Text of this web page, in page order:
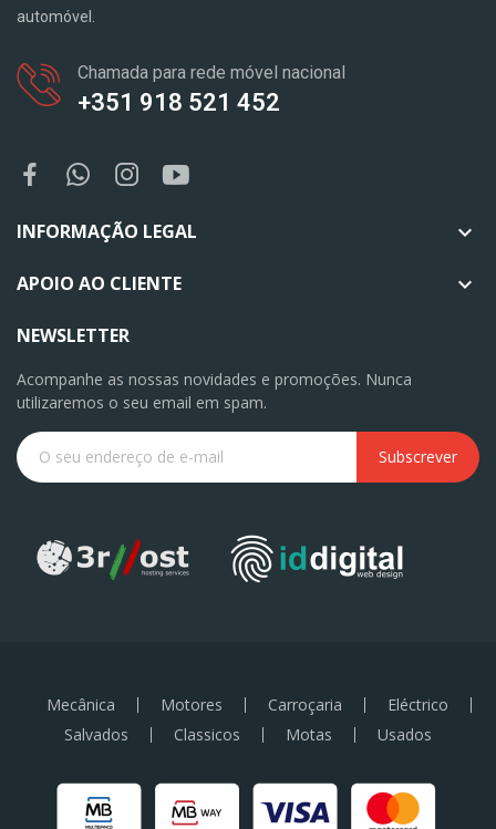
automóvel.
Chamada para rede móvel nacional
+351 918 521 452
INFORMAÇÃO LEGAL 
APOIO AO CLIENTE 
NEWSLETTER
Acompanhe as nossas novidades e promoções. Nunca
utilizaremos o seu email em spam.
Subscrever
Mecânica Motores Carroçaria
Eléctrico
Salvados
Classicos Motas Usados